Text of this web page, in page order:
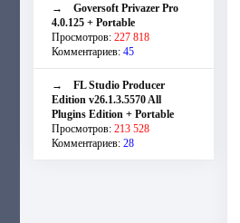
→ Goversoft Privazer Pro
4.0.125 + Portable
Просмотров: 227 818
Комментариев: 45
→ FL Studio Producer
Edition v26.1.3.5570 All
Plugins Edition + Portable
Просмотров: 213 528
Комментариев: 28